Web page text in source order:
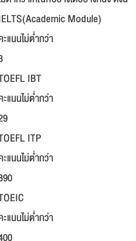
Module)
แนนไม่ต่ำกว่า
IBT
แนนไม่ต่ำกว่า
ITP
แนนไม่ต่ำกว่า
แนนไม่ต่ำกว่า